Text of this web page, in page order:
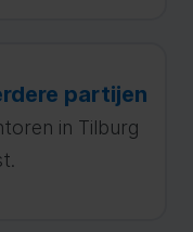
partijen
in Tilburg